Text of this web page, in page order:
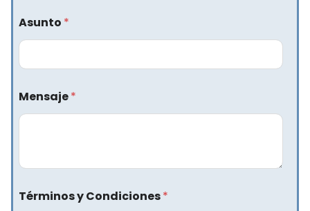
Asunto *
Mensaje*
Términos y Condiciones*